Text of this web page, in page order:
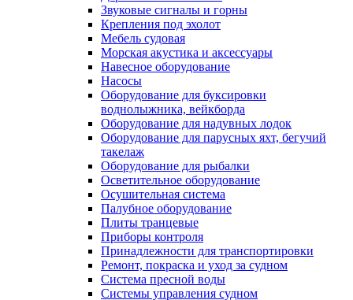
Звуковые сигналы и горны
Крепления под эхолот
Мебель судовая
Морская акустика и аксессуары
Навесное оборудование
Насосы
Оборудование для буксировки
воднолыжника, вейкборда
Оборудование для надувных лодок
Оборудование для парусных яхт, бегучий
такелаж
Оборудование для рыбалки
Осветительное оборудование
Осушительная система
Палубное оборудование
Плиты транцевые
Приборы контроля
Принадлежности для транспортировки
Ремонт, покраска и уход за судном
Система пресной воды
Системы управления судном